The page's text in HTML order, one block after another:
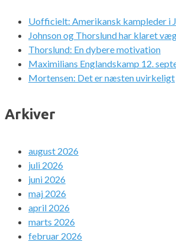
Uofficielt: Amerikansk kampleder i
Johnson og Thorslund har klaret
Thorslund: En dybere motivation
Maximilians Englandskamp 12.
Mortensen: Det er næsten uvirkeligt
Arkiver
august 2026
juli 2026
juni 2026
maj 2026
april 2026
marts 2026
februar 2026